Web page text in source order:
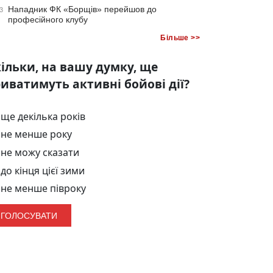
Нападник ФК «Борщів» перейшов до
професійного клубу
Більше >>
на вашу думку, ще
активні бойові дії?
ще декілька років
не менше року
не можу сказати
до кінця цієї зими
не менше півроку